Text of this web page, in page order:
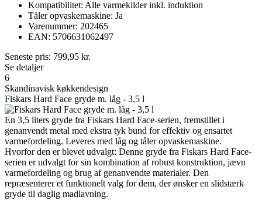
Kompatibilitet: Alle varmekilder inkl. induktion
Tåler opvaskemaskine: Ja
Varenummer: 202465
EAN: 5706631062497
Seneste pris: 799,95 kr.
Se detaljer
6
Skandinavisk køkkendesign
Fiskars Hard Face gryde m. låg - 3,5 l
En 3,5 liters gryde fra Fiskars Hard Face-serien, fremstillet i
genanvendt metal med ekstra tyk bund for effektiv og ensartet
varmefordeling. Leveres med låg og tåler opvaskemaskine.
Hvorfor den er blevet udvalgt: Denne gryde fra Fiskars Hard Face-
serien er udvalgt for sin kombination af robust konstruktion, jævn
varmefordeling og brug af genanvendte materialer. Den
repræsenterer et funktionelt valg for dem, der ønsker en slidstærk
gryde til daglig madlavning.